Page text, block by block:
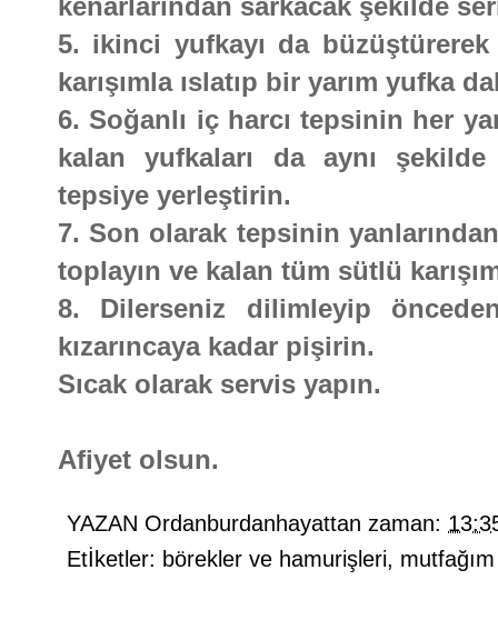
5. ikinci yufkayı da
karışımla ıslatıp bir yarım yufka
6. Soğanlı iç harcı tepsinin her
kalan yufkaları da aynı şekilde
tepsiye yerleştirin.
7. Son olarak tepsinin
toplayın ve kalan tüm sütlü
8. Dilerseniz dilimleyip
kızarıncaya kadar pişirin.
Sıcak olarak servis yapın.
Afiyet olsun.
YAZAN Ordanburdanhayattan zaman:
Etİketler: börekler ve hamurişleri, mutfağım